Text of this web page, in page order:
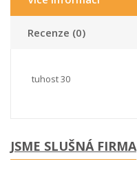
Recenze (0)
tuhost 30
JSME SLUŠNÁ FIRMA